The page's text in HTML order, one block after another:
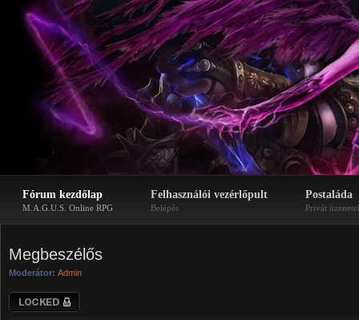
Fórum kezdőlap
M.A.G.U.S. Online RPG
Felhasználói vezérlőpult
Belépés
Postaláda
Privát
Megbeszélős
Moderátor: Admin
Téma lezárva